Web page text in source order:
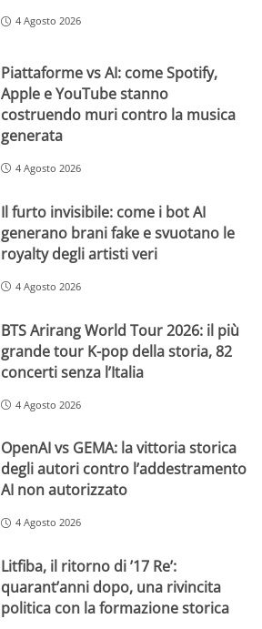
4 Agosto 2026
Piattaforme vs AI: come Spotify,
Apple e YouTube stanno
costruendo muri contro la musica
generata
4 Agosto 2026
Il furto invisibile: come i bot AI
generano brani fake e svuotano le
royalty degli artisti veri
4 Agosto 2026
BTS Arirang World Tour 2026: il più
grande tour K-pop della storia, 82
concerti senza l’Italia
4 Agosto 2026
OpenAI vs GEMA: la vittoria storica
degli autori contro l’addestramento
AI non autorizzato
4 Agosto 2026
Litfiba, il ritorno di ’17 Re’:
quarant’anni dopo, una rivincita
politica con la formazione storica